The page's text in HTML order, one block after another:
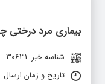
بیماری مرد
شناسه خبر: 30631
تاریخ و زمان ارسال: ۱۱ دی ۱۴۰۲ ساعت ۰۹:۴۰